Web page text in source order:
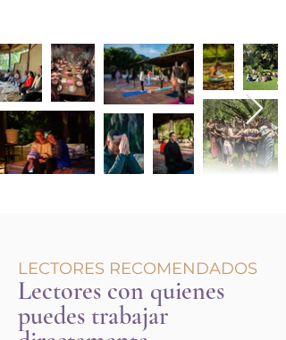
LECTORES RECOMENDADOS
Lectores con quienes
puedes trabajar